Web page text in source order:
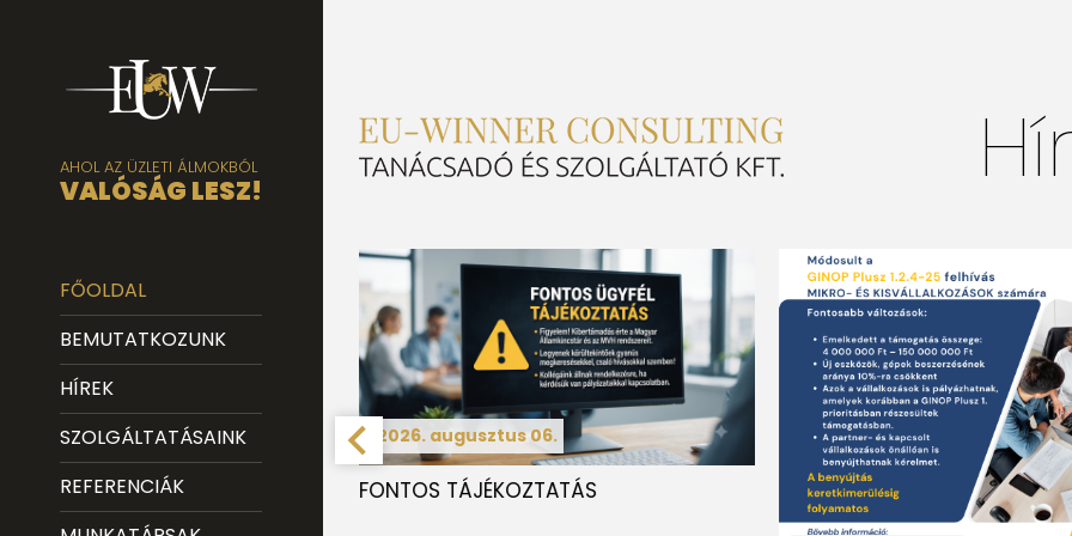
AHOL AZ ÜZLETI ÁLMOKBÓL
VALÓSÁG LESZ!
FŐOLDAL
BEMUTATKOZUNK
HÍREK
SZOLGÁLTATÁSAINK
REFERENCIÁK
2026. augusztus 06.
FONTOS TÁJÉKOZTATÁS